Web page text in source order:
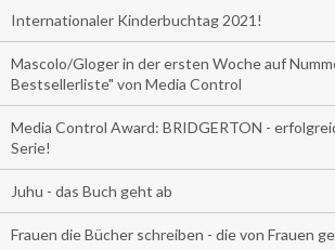
Internationaler Kinderbuchtag 2021!
Mascolo/Gloger in der ersten Woche auf
Bestsellerliste" von Media Control
Media Control Award: BRIDGERTON -
Serie!
Juhu - das Buch geht ab
Frauen die Bücher schreiben - die von Frauen